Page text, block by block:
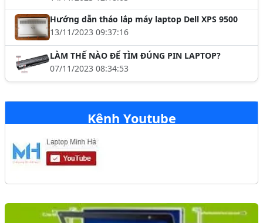
Hướng dẫn tháo lắp máy laptop Dell XPS 9500
13/11/2023 09:37:16
LÀM THẾ NÀO ĐỂ TÌM ĐÚNG PIN LAPTOP?
07/11/2023 08:34:53
Kênh Youtube